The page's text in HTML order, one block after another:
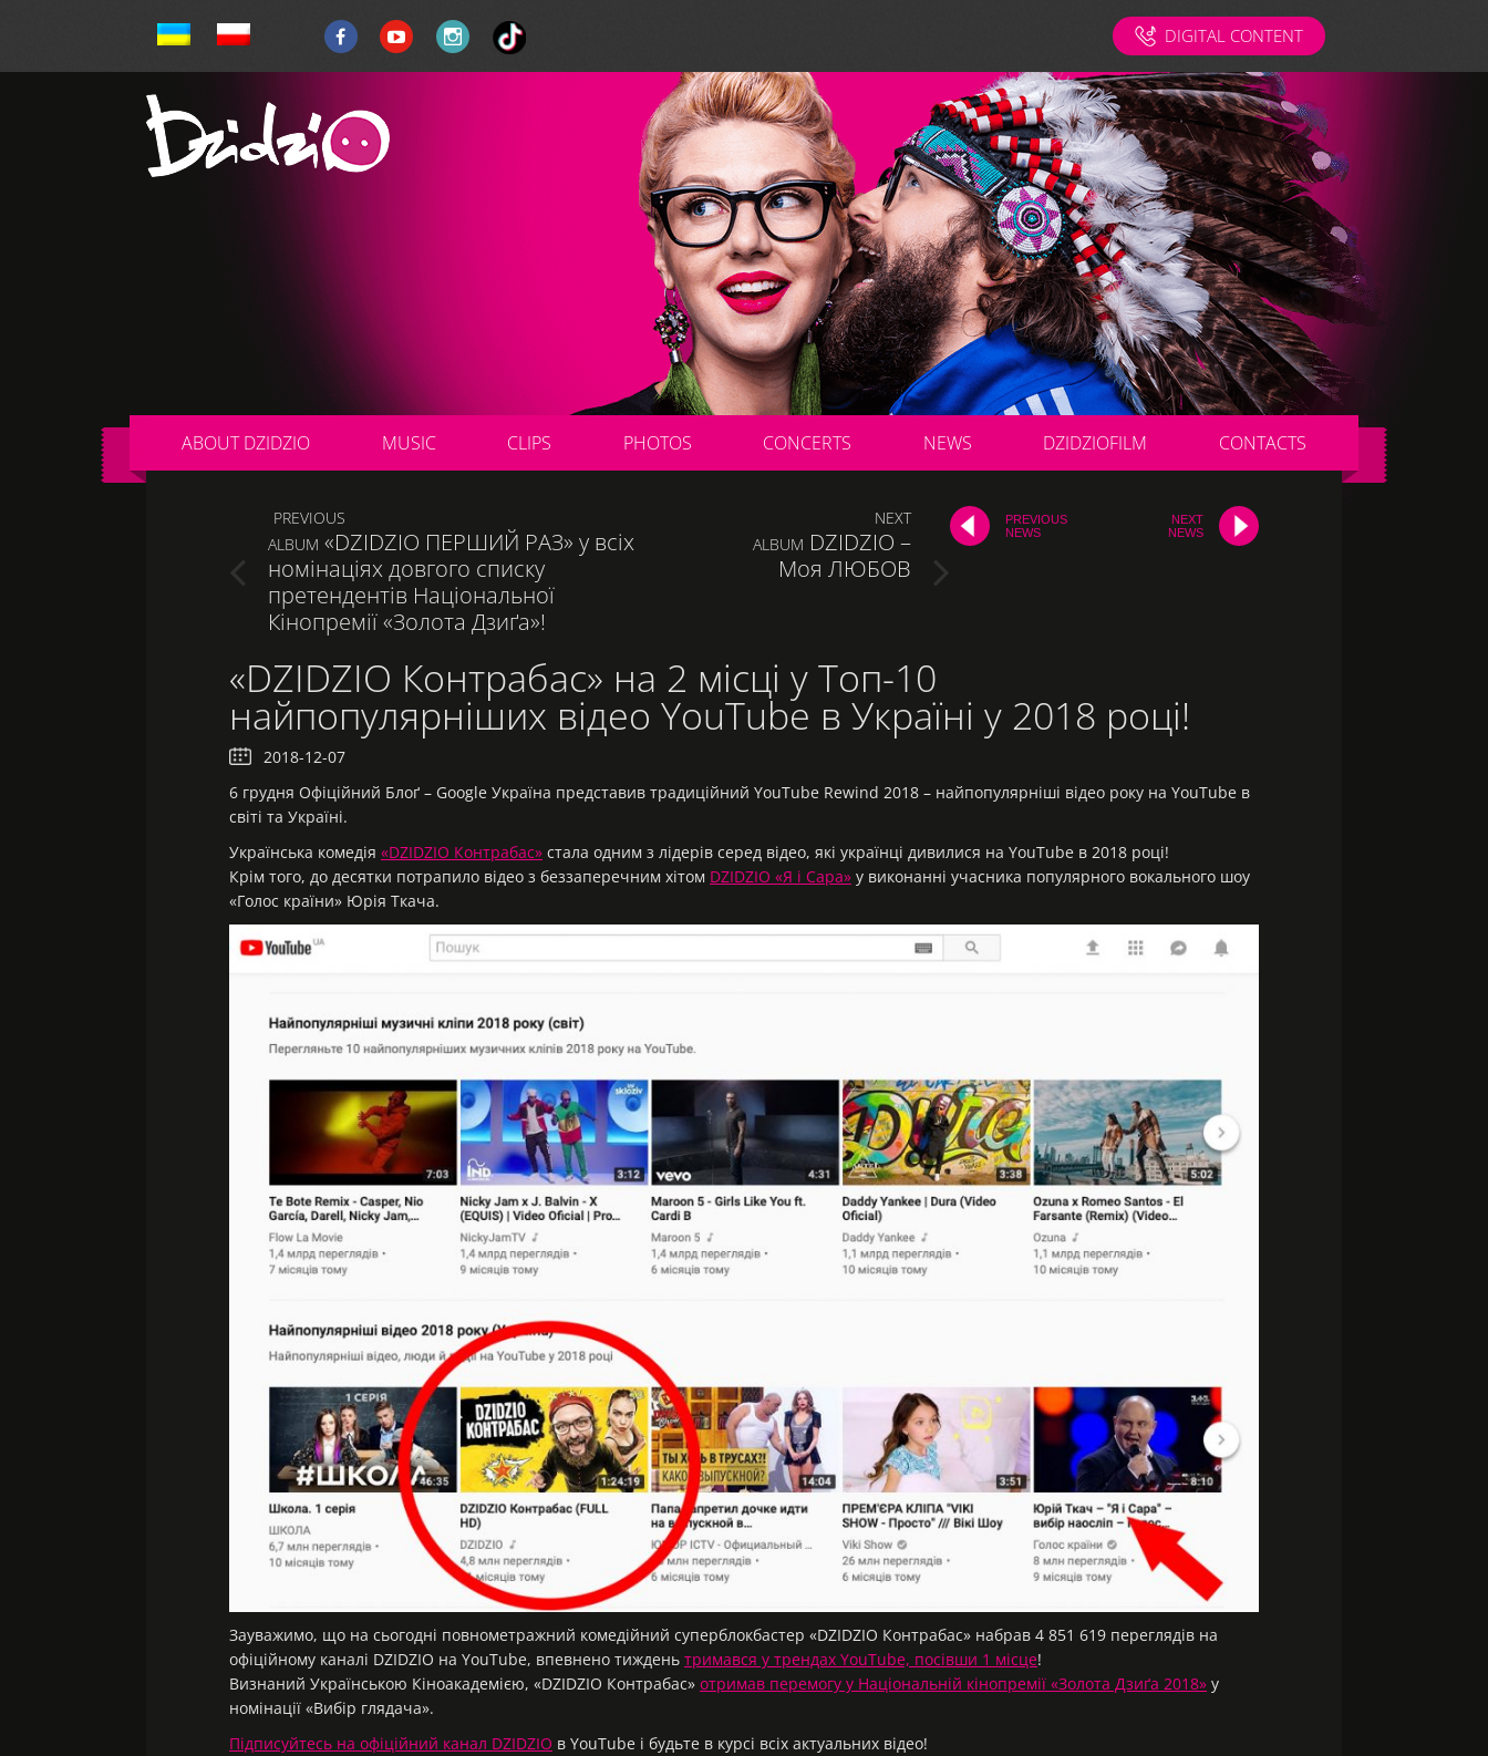
DIGITAL CONTENT
ABOUT DZIDZIO MUSIC CLIPS PHOTOS CONCERTS NEWS DZIDZIOFILM CONTACTS
Навигация
по
записям
PREVIOUS
ALBUM ПРЕДЫДУЩАЯ
ЗАПИСЬ:
«DZIDZIO ПЕРШИЙ РАЗ» у всіх
номінаціях довгого списку
претендентів Національної
Кінопремії «Золота Дзиґа»!
NEXT
ALBUM СЛЕДУЮЩАЯ
ЗАПИСЬ:
DZIDZIO –
Моя ЛЮБОВ
«DZIDZIO Контрабас» на 2 місці у Топ-10
найпопулярніших відео YouTube в Україні у 2018 році!
2018-12-07
PREVIOUS
NEWS
NEXT
NEWS
6 грудня Oфіційний Блоґ – Google Україна представив традиційний YouTube Rewind 2018 – найпопулярніші відео року на YouTube в
світі та Україні.
Українська комедія «DZIDZIO Контрабас» стала одним з лідерів серед відео, які українці дивилися на YouTube в 2018 році!
Крім того, до десятки потрапило відео з беззаперечним хітом DZIDZIO «Я і Сара» у виконанні учасника популярного вокального шоу
«Голос країни» Юрія Ткача.
Зауважимо, що на сьогодні повнометражний комедійний суперблокбастер «DZIDZIO Контрабас» набрав 4 851 619 переглядів на
офіційному каналі DZIDZIO на YouTube, впевнено тиждень тримався у трендах YouTube, посівши 1 місце!
Визнаний Українською Кіноакадемією, «DZIDZIO Контрабас» отримав перемогу у Національній кінопремії «Золота Дзиґа 2018» у
номінації «Вибір глядача».
Підписуйтесь на офіційний канал DZIDZIO в YouTube і будьте в курсі всіх актуальних відео!